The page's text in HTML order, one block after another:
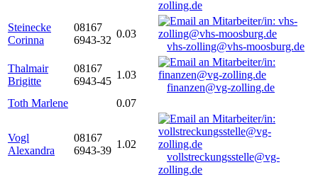
zolling.de
Steinecke
Corinna
08167
6943-32
0.03
vhs-zolling@vhs-moosburg.de
Thalmair
Brigitte
08167
6943-45
1.03
finanzen@vg-zolling.de
Toth Marlene
0.07
Vogl
Alexandra
08167
6943-39
1.02
vollstreckungsstelle@vg-
zolling.de